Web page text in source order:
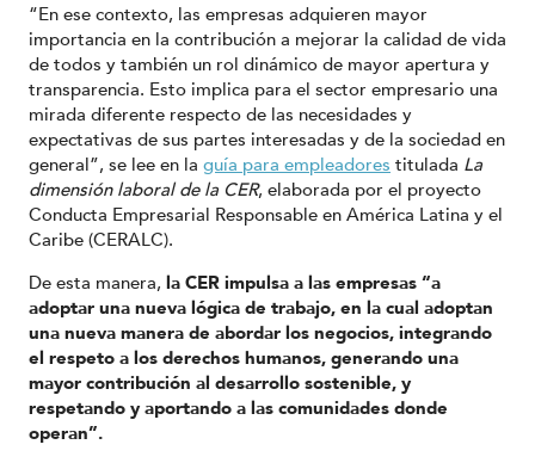
“En ese contexto, las empresas adquieren mayor
importancia en la contribución a mejorar la calidad de vida
de todos y también un rol dinámico de mayor apertura y
transparencia. Esto implica para el sector empresario una
mirada diferente respecto de las necesidades y
expectativas de sus partes interesadas y de la sociedad en
general”, se lee en la guía para empleadores titulada La
dimensión laboral de la CER, elaborada por el proyecto
Conducta Empresarial Responsable en América Latina y el
Caribe (CERALC).
De esta manera, la CER impulsa a las empresas “a
adoptar una nueva lógica de trabajo, en la cual adoptan
una nueva manera de abordar los negocios, integrando
el respeto a los derechos humanos, generando una
mayor contribución al desarrollo sostenible, y
respetando y aportando a las comunidades donde
operan”.